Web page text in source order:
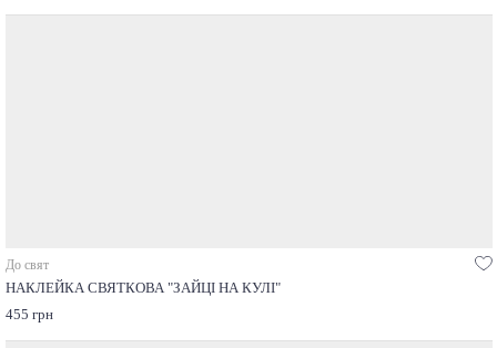
До свят
НАКЛЕЙКА СВЯТКОВА "ЗАЙЦІ НА КУЛІ"
455 грн